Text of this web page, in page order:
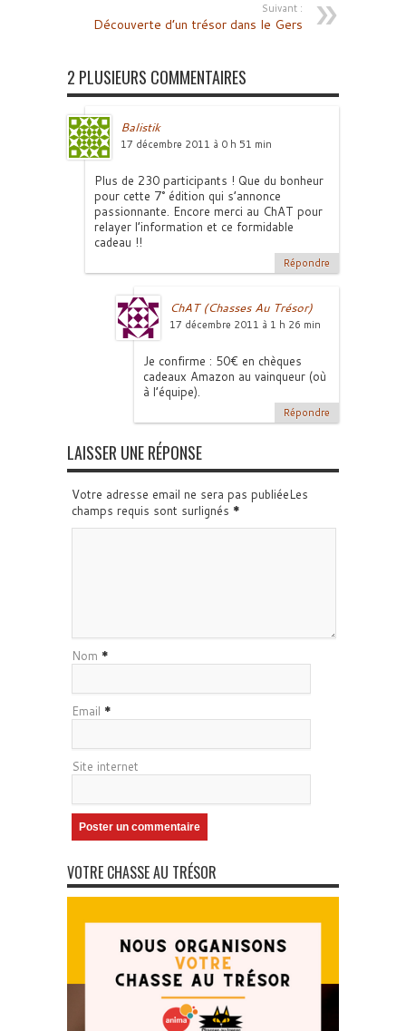
Suivant :
Découverte d’un trésor dans le Gers
2 PLUSIEURS COMMENTAIRES
Balistik
17 décembre 2011 à 0 h 51 min
Plus de 230 participants ! Que du bonheur
pour cette 7° édition qui s’annonce
passionnante. Encore merci au ChAT pour
relayer l’information et ce formidable
cadeau !!
Répondre
ChAT (Chasses Au Trésor)
17 décembre 2011 à 1 h 26 min
Je confirme : 50€ en chèques
cadeaux Amazon au vainqueur (où
à l’équipe).
Répondre
LAISSER UNE RÉPONSE
Votre adresse email ne sera pas publiéeLes
champs requis sont surlignés *
Nom *
Email *
Site internet
VOTRE CHASSE AU TRÉSOR